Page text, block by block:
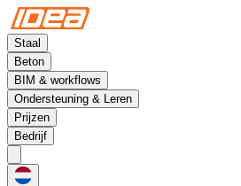
Staal
Beton
BIM & workflows
Ondersteuning & Leren
Prijzen
Bedrijf